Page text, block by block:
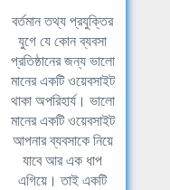
বর্তমান তথ্য প্রযুক্তির
যুগে যে কোন ব্যবসা
প্রতিষ্ঠানের জন্য ভালো
মানের একটি ওয়েবসাইট
থাকা অপরিহার্য। ভালো
মানের একটি ওয়েবসাইট
আপনার ব্যবসাকে নিয়ে
যাবে আর এক ধাপ
এগিয়ে। তাই একটি